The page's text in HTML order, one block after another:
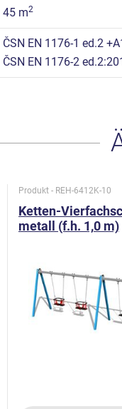
45 m2
ČSN EN 1176-1 ed.2
ČSN EN 1176-2
Produkt - REH-6412K-10
Ketten-
metall (f.h. 1,0 m)